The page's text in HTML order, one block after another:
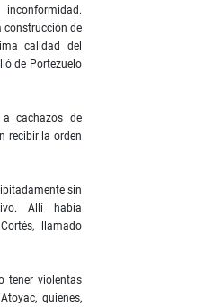
construcción de
calidad del
de Portezuelo
cachazos de
recibir la orden
sin
Allí había
llamado
tener violentas
quienes,